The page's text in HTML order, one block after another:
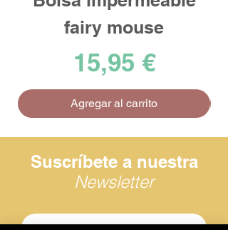
fairy mouse
Precio
15,95 €
Agregar al carrito
Suscríbete a nuestra
Newsletter